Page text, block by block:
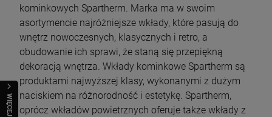
WIĘCEJ
kominkowych Spartherm. Marka ma w swoim
asortymencie najróżniejsze wkłady, które pasują do
wnętrz nowoczesnych, klasycznych i retro, a
obudowanie ich sprawi, że staną się przepiękną
dekoracją wnętrza. Wkłady kominkowe Spartherm są
produktami najwyższej klasy, wykonanymi z dużym
naciskiem na różnorodność i estetykę. Spartherm,
oprócz wkładów powietrznych oferuje także wkłady z